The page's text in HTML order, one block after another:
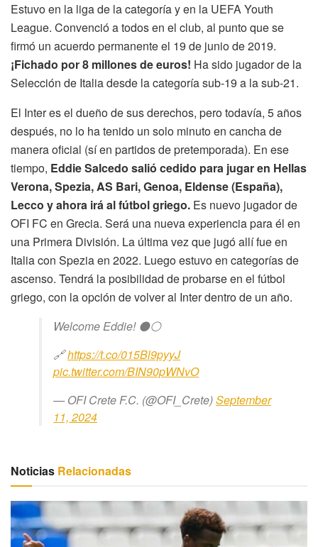
Estuvo en la liga de la categoría y en la UEFA Youth
League. Convenció a todos en el club, al punto que se
firmó un acuerdo permanente el 19 de junio de 2019.
¡Fichado por 8 millones de euros! Ha sido jugador de la
Selección de Italia desde la categoría sub-19 a la sub-21.
El Inter es el dueño de sus derechos, pero todavía, 5 años
después, no lo ha tenido un solo minuto en cancha de
manera oficial (sí en partidos de pretemporada). En ese
tiempo, Eddie Salcedo salió cedido para jugar en Hellas
Verona, Spezia, AS Bari, Genoa, Eldense (España),
Lecco y ahora irá al fútbol griego. Es nuevo jugador de
OFI FC en Grecia. Será una nueva experiencia para él en
una Primera División. La última vez que jugó allí fue en
Italia con Spezia en 2022. Luego estuvo en categorías de
ascenso. Tendrá la posibilidad de probarse en el fútbol
griego, con la opción de volver al Inter dentro de un año.
Welcome Eddie! ⚫️⚪️
🔗https://t.co/015Bl9pyyJ
pic.twitter.com/BIN90pWNvO
— OFI Crete F.C. (@OFI_Crete)September
11, 2024
Noticias Relacionadas